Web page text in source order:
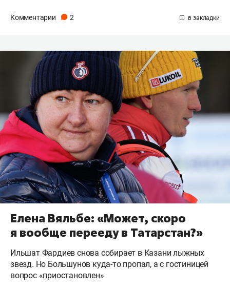
Комментарии 2
Елена Вяльбе: «Может, скоро
я вообще перееду в Татарстан?»
Ильшат Фардиев снова собирает в Казани лыжных
звезд. Но Большунов куда-то пропал, а с гостиницей
вопрос «приостановлен»